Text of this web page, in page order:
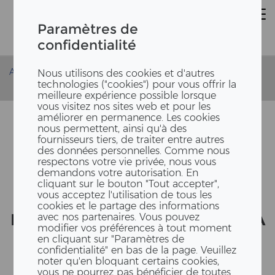
Paramètres de
confidentialité
Nous utilisons des cookies et d'autres
technologies ("cookies") pour vous offrir la
meilleure expérience possible lorsque
vous visitez nos sites web et pour les
améliorer en permanence. Les cookies
nous permettent, ainsi qu'à des
fournisseurs tiers, de traiter entre autres
des données personnelles. Comme nous
respectons votre vie privée, nous vous
demandons votre autorisation. En
cliquant sur le bouton "Tout accepter",
vous acceptez l'utilisation de tous les
cookies et le partage des informations
avec nos partenaires. Vous pouvez
modifier vos préférences à tout moment
en cliquant sur "Paramètres de
confidentialité" en bas de la page. Veuillez
noter qu'en bloquant certains cookies,
vous ne pourrez pas bénéficier de toutes
Accueil Carrière et emplois
Stage chez ERNE
Interview
IN­TER­VIEW DE STE­FAN SUR SA
THÈSE DE BA­CHE­LOR CHEZ
ERNE AG HOLZ­BAU